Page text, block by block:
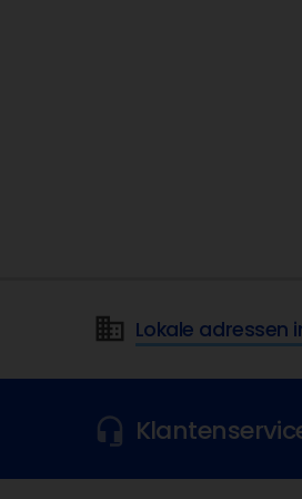
Lokale adressen